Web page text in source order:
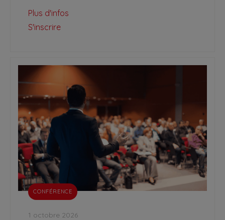
Plus d'infos
S'inscrire
CONFÉRENCE
1 octobre 2026